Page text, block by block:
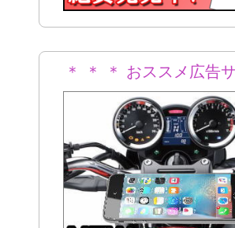
＊ ＊ ＊ おススメ広告
＊ ＊